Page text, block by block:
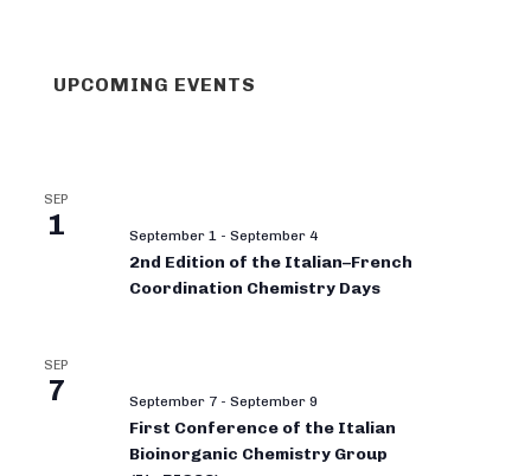
UPCOMING EVENTS
SEP
1 September 1 - September 4
2nd Edition of the Italian–French
Coordination Chemistry Days
SEP
7 September 7 - September 9
First Conference of the Italian
Bioinorganic Chemistry Group